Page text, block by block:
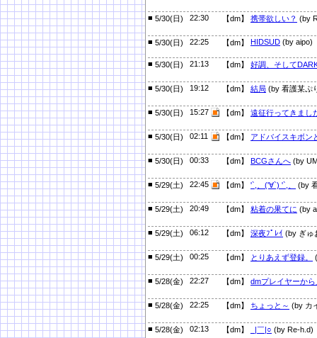
■ 5/30(日) 22:30 【dm】 携帯欲しい？ (by
■ 5/30(日) 22:25 【dm】 HIDSUD (by aipo)
■ 5/30(日) 21:13 【dm】 好調、そして
■ 5/30(日) 19:12 【dm】 結局 (by 看護某ぷ
■ 5/30(日) 15:27 【dm】 遠征行ってきまし
■ 5/30(日) 02:11 【dm】 アドバイスキボン
■ 5/30(日) 00:33 【dm】 BCGさんへ (by
■ 5/29(土) 22:45 【dm】 '`,、('∀`) '`,、 (by
■ 5/29(土) 20:49 【dm】 粘着の果てに (by
■ 5/29(土) 06:12 【dm】 深夜ﾌﾟﾚｲ (by ぎゅ
■ 5/29(土) 00:25 【dm】 とりあえず登録。
■ 5/28(金) 22:27 【dm】 dmプレイヤーか
■ 5/28(金) 22:25 【dm】 ちょっと～ (by カ
■ 5/28(金) 02:13 【dm】 _|￣|○ (by Re-h.d)